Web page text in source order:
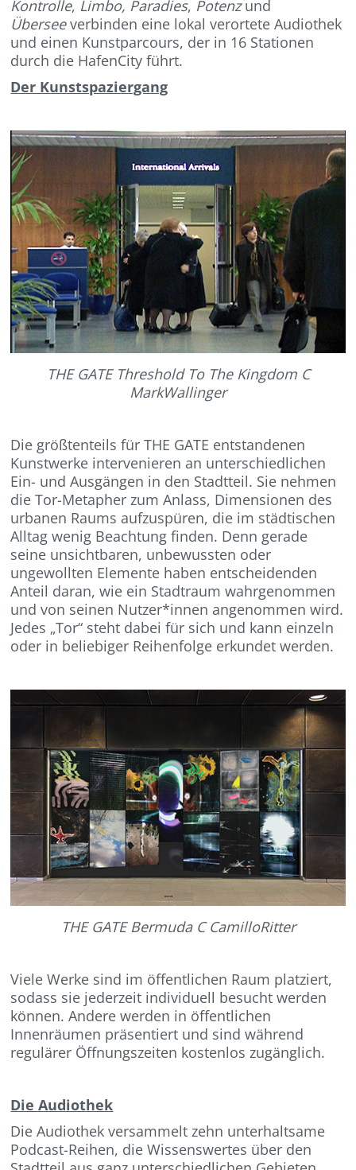
Kontrolle, Limbo, Paradies, Potenzund
Überseeverbinden eine lokal verortete Audiothek
und einen Kunstparcours, der in 16 Stationen
durch die HafenCity führt.
Der Kunstspaziergang
THE GATE Threshold To The Kingdom C
MarkWallinger
Die größtenteils für THE GATE entstandenen
Kunstwerke intervenieren an unterschiedlichen
Ein- und Ausgängen in den Stadtteil. Sie nehmen
die Tor-Metapher zum Anlass, Dimensionen des
urbanen Raums aufzuspüren, die im städtischen
Alltag wenig Beachtung finden. Denn gerade
seine unsichtbaren, unbewussten oder
ungewollten Elemente haben entscheidenden
Anteil daran, wie ein Stadtraum wahrgenommen
und von seinen Nutzer*innen angenommen wird.
Jedes „Tor“ steht dabei für sich und kann einzeln
oder in beliebiger Reihenfolge erkundet werden.
THE GATE Bermuda C CamilloRitter
Viele Werke sind im öffentlichen Raum platziert,
sodass sie jederzeit individuell besucht werden
können. Andere werden in öffentlichen
Innenräumen präsentiert und sind während
regulärer Öffnungszeiten kostenlos zugänglich.
Die Audiothek
Die Audiothek versammelt zehn unterhaltsame
Podcast-Reihen, die Wissenswertes über den